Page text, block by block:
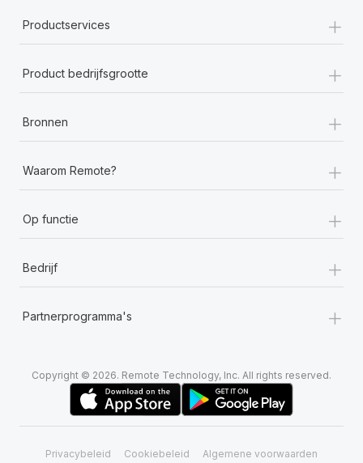
Productservices +
Product bedrijfsgrootte +
Bronnen +
Waarom Remote? +
Op functie +
Bedrijf +
Partnerprogramma's +
Copyright © 2026. Remote Technology, Inc. All rights reserved.
Privacybeleid Cookiebeleid Algemene voorwaarden